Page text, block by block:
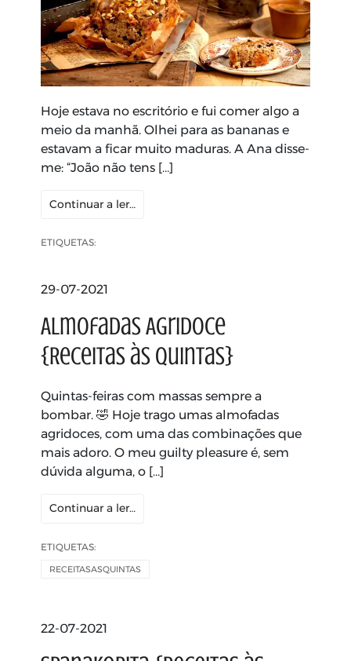
Hoje estava no escritório e fui comer algo a
meio da manhã. Olhei para as bananas e
estavam a ficar muito maduras. A Ana disse-
me: “João não tens […]
Continuar a ler…
ETIQUETAS:
29-07-2021
Almofadas Agridoce
{Receitas às Quintas}
Quintas-feiras com massas sempre a
bombar. 🤣 Hoje trago umas almofadas
agridoces, com uma das combinações que
mais adoro. O meu guilty pleasure é, sem
dúvida alguma, o […]
Continuar a ler…
ETIQUETAS:
RECEITASASQUINTAS
22-07-2021